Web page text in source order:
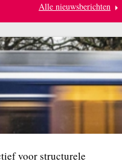
Alle nieuwsberichten
voor structurele